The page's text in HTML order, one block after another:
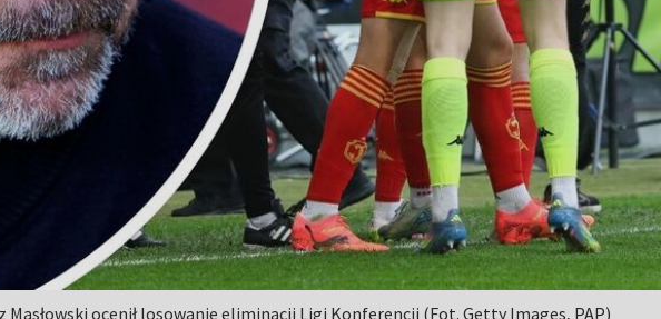
ocenił losowanie eliminacji Ligi Konferencji (Fot. Getty Images, PAP)